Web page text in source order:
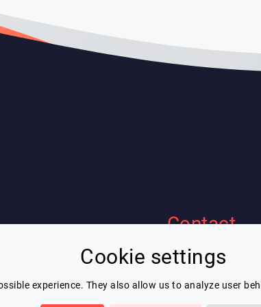
Cookie settings
experience. They also allow us to analyze user
Contact
Eric Blot